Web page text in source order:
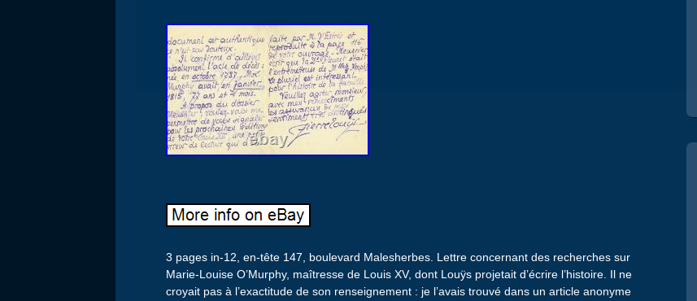
3 pages in-12, en-tête 147, boulevard Malesherbes. Lettre concernant des recherches sur
Marie-Louise O’Murphy, maîtresse de Louis XV, dont Louÿs projetait d’écrire l’histoire. Il ne
croyait pas à l’exactitude de son renseignement : je l’avais trouvé dans un article anonyme